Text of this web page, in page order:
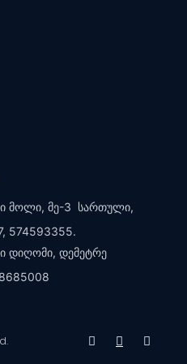
მოლი, მე-3 სართული,
574593355.
დიღომი, დემეტრე